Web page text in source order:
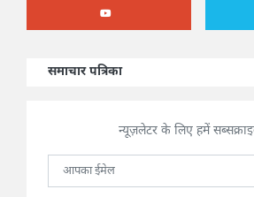
समाचार पत्रिका
न्यूज़लेटर के लिए हमें